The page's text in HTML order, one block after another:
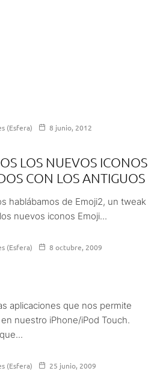
(Esfera)
8 junio, 2012
LOS NUEVOS ICONOS
CON LOS ANTIGUOS
hablábamos de Emoji2, un tweak
nuevos iconos Emoji...
(Esfera)
8 octubre, 2009
aplicaciones que nos permite
nuestro iPhone/iPod Touch.
(Esfera)
25 junio, 2009